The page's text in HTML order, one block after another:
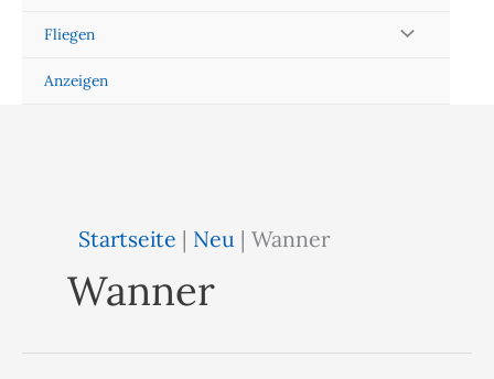
Fliegen
Anzeigen
Startseite | Neu |Wanner
Wanner